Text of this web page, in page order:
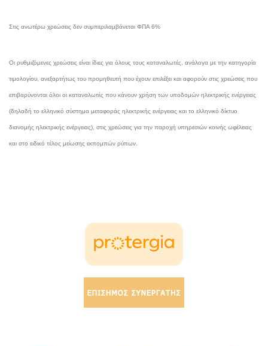
Στις ανωτέρω χρεώσεις δεν συμπεριλαμβάνεται ΦΠΑ 6%
Oι ρυθμιζόμενες χρεώσεις είναι ίδιες για όλους τους καταναλωτές, ανάλογα με την κατηγορία
τιμολογίου, ανεξαρτήτως του προμηθευτή που έχουν επιλέξει και αφορούν στις χρεώσεις που
επιβαρύνονται όλοι οι καταναλωτές που κάνουν χρήση των υποδομών ηλεκτρικής ενέργειας
(δηλαδή το ελληνικό σύστημα μεταφοράς ηλεκτρικής ενέργειας και το ελληνικό δίκτυο
διανομής ηλεκτρικής ενέργειας), στις χρεώσεις για την παροχή υπηρεσιών κοινής ωφέλειας
και στο ειδικό τέλος μείωσης εκπομπών ρύπων.